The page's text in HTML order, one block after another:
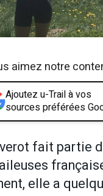
aimez notre
Ajoutez u-Trail à vos
sources préférées
fait partie
elle a